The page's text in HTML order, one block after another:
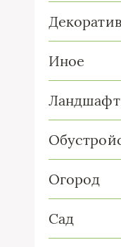
Иное
Огород
Сад